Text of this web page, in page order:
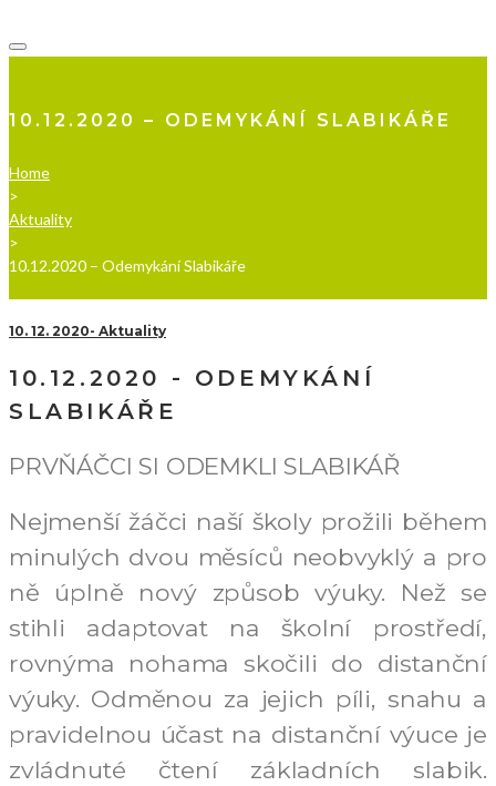
10.12.2020 – ODEMYKÁNÍ SLABIKÁŘE
Home
>
Aktuality
>
10.12.2020 – Odemykání Slabikáře
10. 12. 2020 Aktuality
10.12.2020 - ODEMYKÁNÍ
SLABIKÁŘE
PRVŇÁČCI SI ODEMKLI SLABIKÁŘ
Nejmenší žáčci naší školy prožili během
minulých dvou měsíců neobvyklý a pro
ně úplně nový způsob výuky. Než se
stihli adaptovat na školní prostředí,
rovnýma nohama skočili do distanční
výuky. Odměnou za jejich píli, snahu a
pravidelnou účast na distanční výuce je
zvládnuté čtení základních slabik.